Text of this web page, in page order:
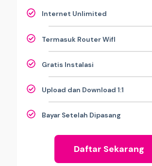
Internet Unlimited
Termasuk Router WifI
Gratis Instalasi
Upload dan Download 1:1
Bayar Setelah Dipasang
Daftar Sekarang